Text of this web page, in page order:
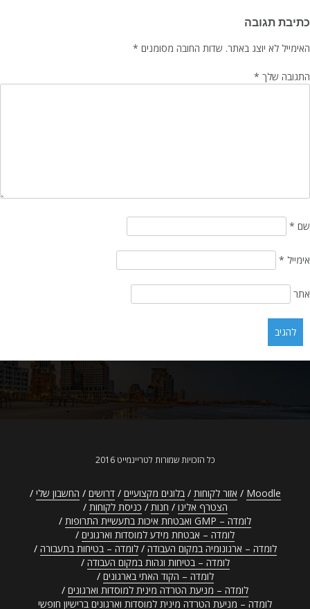
כתיבת תגובה
האימייל לא יוצג באתר. שדות החובה מסומנים *
התגובה שלך *
שם *
אימייל *
אתר
כל הזכויות שמורות לטריינמייט 2016
Moodle אזור לקוחות בלוגים מקצועיים דרושים
החשבון שלי
הצטרף אלינו
חנות
כניסת לקוחות
לומדה – GMP ואבטחת איכות בתעשיית התרופות
לומדה – אבטחת מידע למוסדות וארגונים
לומדה – ארגונומיה במקום העבודה
לומדה – בטיחות בתעבורה
לומדה – בטיחות וגהות במקום העבודה
לומדה – הקוד האתי בארגונים
לומדה – מניעת הטרדה מינית למוסדות וארגונים
לומדה – מניעת הטרדה מינית למוסדות וארגונים ברישיון חופשי